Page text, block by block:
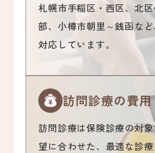
札幌市手稲区・西区、北
部、小樽市朝里～銭函な
対応しています。
訪問診療の費用
訪問診療は保険診療の対
望に合わせた、最適な診